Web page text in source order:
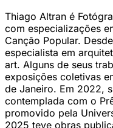
Thiago Altran é
com especializações
Canção Popular.
especialista em
art. Alguns de seus
exposições coletivas
de Janeiro. Em 2022,
contemplada com o
promovido pela
2025 teve obras